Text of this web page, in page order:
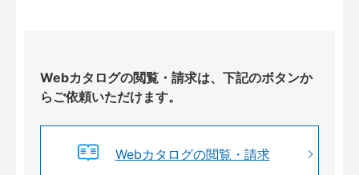
Webカタログの閲覧・請求は、下記のボタンか
らご依頼いただけます。
Webカタログの閲覧・請求